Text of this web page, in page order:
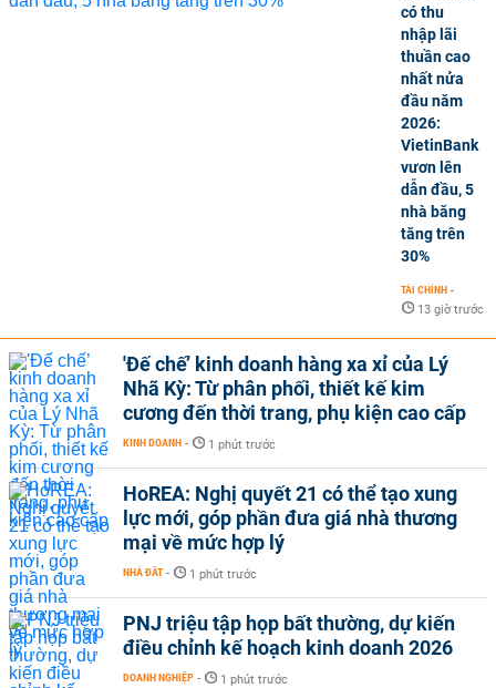
có thu
nhập lãi
thuần cao
nhất nửa
đầu năm
2026:
VietinBank
vươn lên
dẫn đầu, 5
nhà băng
tăng trên
30%
TÀI CHÍNH -
13 giờ trước
'Đế chế’ kinh doanh hàng xa xỉ của Lý
Nhã Kỳ: Từ phân phối, thiết kế kim
cương đến thời trang, phụ kiện cao cấp
KINH DOANH - 1 phút trước
HoREA: Nghị quyết 21 có thể tạo xung
lực mới, góp phần đưa giá nhà thương
mại về mức hợp lý
NHÀ ĐẤT - 1 phút trước
PNJ triệu tập họp bất thường, dự kiến
điều chỉnh kế hoạch kinh doanh 2026
DOANH NGHIỆP - 1 phút trước